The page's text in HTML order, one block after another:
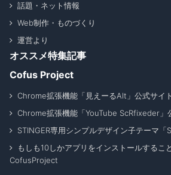
話題・ネット情報
Web制作・ものづくり
運営より
オススメ特集記事
Cofus Project
Chrome拡張機能「見えーるAlt」公式サイト
Chrome拡張機能「YouTube ScRfixeder」
STINGER専用シンプルデザイン子テーマ「
もしも10しかアプリをインストールするこ
CofusProject